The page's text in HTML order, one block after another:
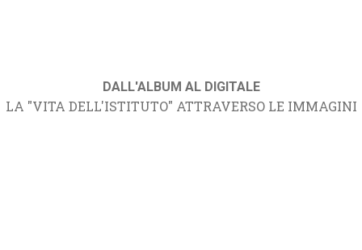
DALL'ALBUM AL DIGITALE
LA "VITA DELL'ISTITUTO" ATTRAVERSO LE IMMAGINI